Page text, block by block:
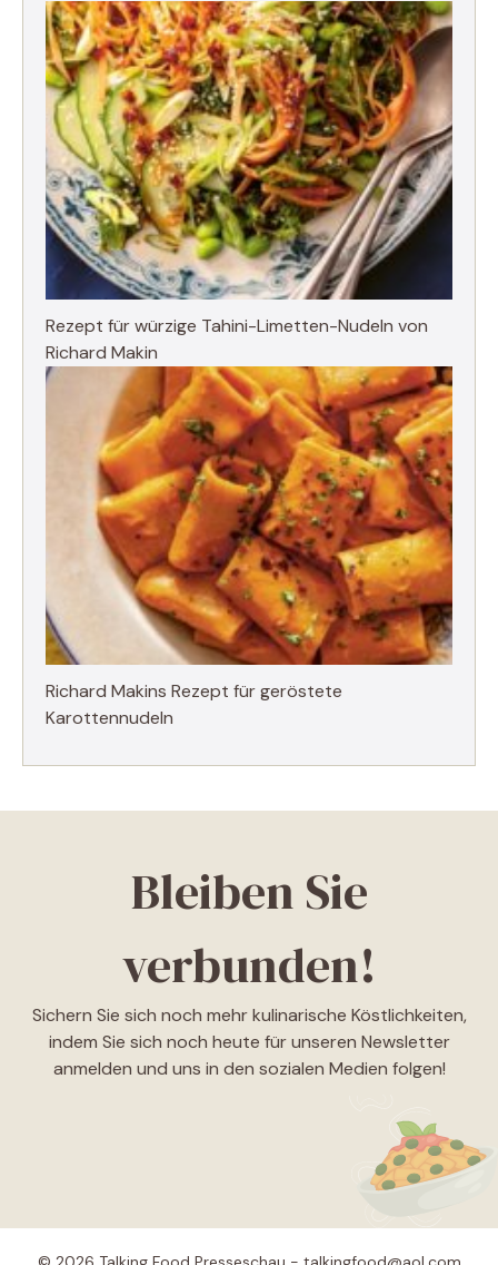
Rezept für würzige Tahini-Limetten-Nudeln von
Richard Makin
Richard Makins Rezept für geröstete
Karottennudeln
Bleiben Sie
verbunden!
Sichern Sie sich noch mehr kulinarische Köstlichkeiten,
indem Sie sich noch heute für unseren Newsletter
anmelden und uns in den sozialen Medien folgen!